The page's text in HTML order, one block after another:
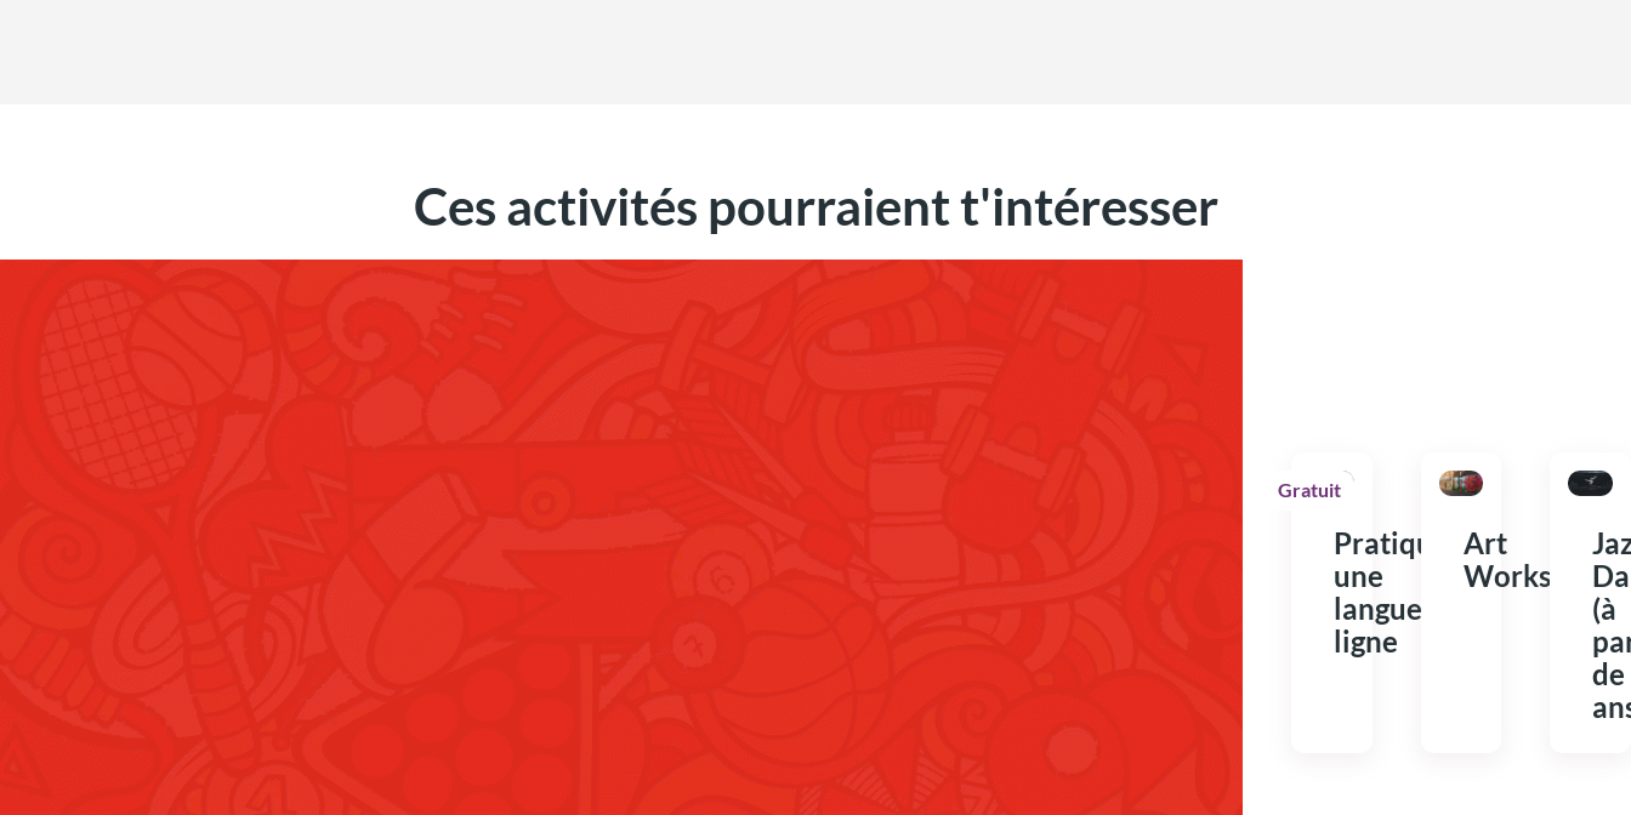
Ces activités pourraient t'intéresser
Gratuit
Pratiquer
une
langue en
ligne
Art
Workshops
(à